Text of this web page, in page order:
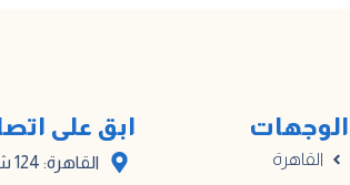
الوجهات
القاهرة
ابق على
القاهرة: 124 شارع أدهم، المبنى أ